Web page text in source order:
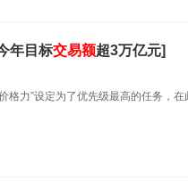
年目标交易额超3万亿元]
格力”设定为了优先级最高的任务，